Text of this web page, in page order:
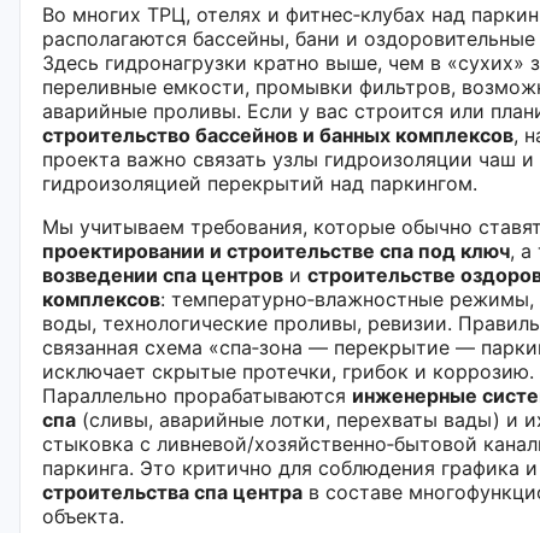
Во многих ТРЦ, отелях и фитнес‑клубах над
располагаются бассейны, бани и
Здесь гидронагрузки кратно выше, чем в «сухих»
переливные емкости, промывки фильтров,
аварийные проливы. Если у вас строится или
строительство бассейнов и банных комплексов,
проекта важно связать узлы гидроизоляции чаш и
гидроизоляцией перекрытий над паркингом.
Мы учитываем требования, которые обычно
проектировании и строительстве спа под ключ, а
возведении спа центров и строительстве
комплексов: температурно‑влажностные
воды, технологические проливы, ревизии.
связанная схема «спа‑зона — перекрытие —
исключает скрытые протечки, грибок и коррозию.
Параллельно прорабатываются инженерные
спа (сливы, аварийные лотки, перехваты вады) и
стыковка с ливневой/хозяйственно‑бытовой
паркинга. Это критично для соблюдения графика
строительства спа центра в составе
объекта.